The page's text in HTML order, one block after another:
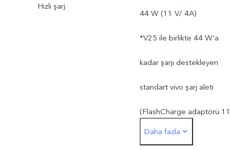
Hızlı şarj
44 W (11 V/ 4A)
*V25 ile birlikte 44 W'a
kadar şarjı destekleyen
standart vivo şarj aleti
(FlashCharge adaptörü 11
V/4 A) gönderilir. Gerçek
Daha fazla